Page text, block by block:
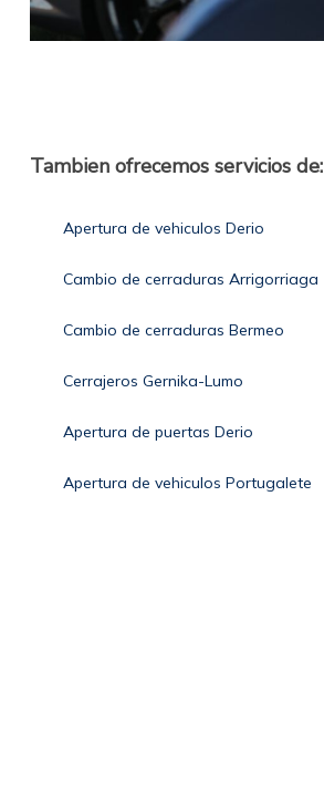
Tambien ofrecemos servicios de:
Apertura de vehiculos Derio
Cambio de cerraduras Arrigorriaga
Cambio de cerraduras Bermeo
Cerrajeros Gernika-Lumo
Apertura de puertas Derio
Apertura de vehiculos Portugalete